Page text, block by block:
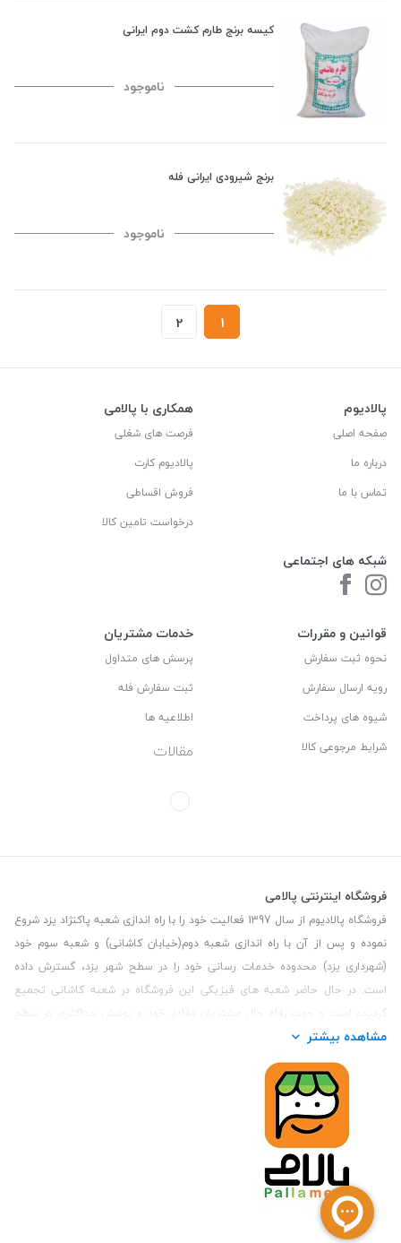
کیسه برنج طارم کشت دوم ایرانی
ناموجود
برنج شیرودی ایرانی فله
ناموجود
1
2
پالادیوم
صفحه اصلی
درباره ما
تماس با ما
شبکه های اجتماعی
همکاری با پالامی
فرصت های شغلی
پالادیوم کارت
فروش اقساطی
درخواست تامین کالا
قوانین و مقررات
نحوه ثبت سفارش
رویه ارسال سفارش
شیوه های پرداخت
شرایط مرجوعی کالا
خدمات مشتریان
پرسش های متداول
ثبت سفارش فله
اطلاعیه ها
مقالات
فروشگاه اینترنتی پالامی
فروشگاه پالادیوم از سال 1397 فعالیت خود را با راه اندازی شعبه پاکنژاد یزد شروع
نموده و پس از آن با راه اندازی شعبه دوم(خیابان کاشانی) و شعبه سوم خود
(شهرداری یزد) محدوده خدمات رسانی خود را در سطح شهر یزد، گسترش داده
است. در حال حاضر شعبه های فیزیکی این فروشگاه در شعبه کاشانی تجمیع
گردیده است و جهت رفاه حال مشتریان وفادار خود و پوشش حداکثری در سطح
استان یزد و همچنین مشتریان سطح کشور، فروشگاه اینترنتی پالامی را راه اندازی
نموده است. هدف فروشگاه اینترنتی پالامی فراهم نمودن یک خرید اینترنتی
مطمئن، با کالاهای متنوع، باکیفیت و دارای قیمت مناسب می باشد که مشتری
بتواند در مدت زمان کوتاه کالاهای خود را سفارش داده و در زمان مورد نظر خود
تحویل بگیرد و در صورت وجود عدم تطابق سفارش و کالای تحویل شده ضمانت
بازگشت کالا هم داشته باشد. سابقه درخشان در فروش حضوری و جذب مشتریان و
انعقاد قرارداد با ارگان های دولتی و خصوصی از افتخارات این مجموعه می باشد.
یکی از مهم‌ترین دغدغه‌های کاربران خرید اینترنتی، این است که کالای خریداری
شده در زمان مورد نظر آنها بدستشان برسد، لذا فروشگاه اینترنتی پالامی این
مشاهده بیشتر